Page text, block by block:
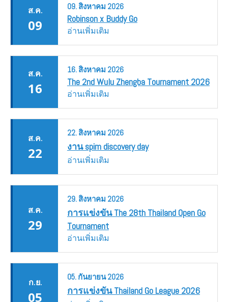
ส.ค.
09
09.สิงหาคม 2026
Robinson x Buddy Go
อ่านเพิ่มเติม
ส.ค.
16
16.สิงหาคม 2026
The 2nd Wulu Zhengba Tournament 2026
อ่านเพิ่มเติม
ส.ค.
22
22.สิงหาคม 2026
งาน spim discovery day
อ่านเพิ่มเติม
ส.ค.
29
29.สิงหาคม 2026
การแข่งขัน The 28th Thailand Open Go
Tournament
อ่านเพิ่มเติม
ก.ย.
05
05. กันยายน2026
การแข่งขัน Thailand Go League 2026